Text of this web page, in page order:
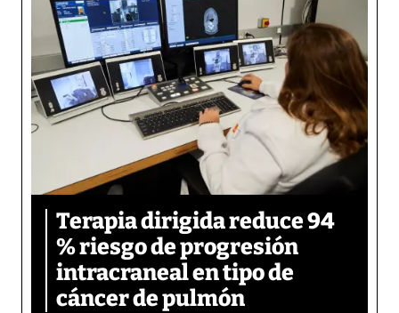
Terapia dirigida reduce 94
% riesgo de progresión
intracraneal en tipo de
cáncer de pulmón